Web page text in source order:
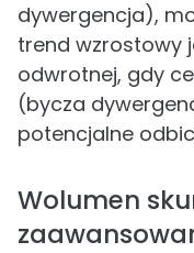
dywergencja),
trend wzrostowy
odwrotnej, gdy
(bycza
potencjalne
Wolumen